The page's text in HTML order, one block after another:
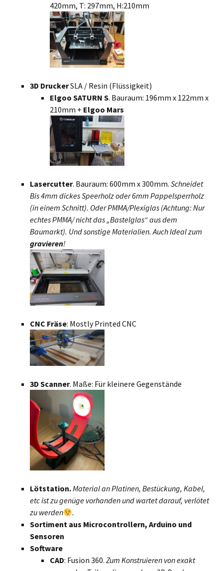
420mm, T: 297mm, H:210mm
3D DruckerSLA / Resin (Flüssigkeit)
Elgoo SATURN S. Bauraum: 196mm x 122mm x
210mm + Elgoo Mars
Lasercutter. Bauraum: 600mm x 300mm. Schneidet
Bis 4mm dickes Speerholz oder 6mm Pappelsperrholz
(in einem Schnitt). Oder PMMA/Plexiglas (Achtung: Nur
echtes PMMA/ nicht das „Bastelglas“ aus dem
Baumarkt). Und sonstige Materialien. Auch Ideal zum
gravieren!
CNC Fräse: Mostly Printed CNC
3D Scanner. Maße: Für kleinere Gegenstände
Lötstation.Material an Platinen, Bestückung, Kabel,
etc ist zu genüge vorhanden und wartet darauf, verlötet
zu werden
.
Sortiment aus Microcontrollern, Arduino und
Sensoren
Software
CAD: Fusion 360. Zum Konstruieren von exakt